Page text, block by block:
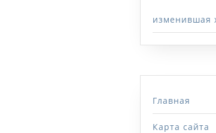
изменившая
Главная
Карта сайта